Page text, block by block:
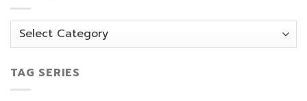
หมวด
TAG SERIES